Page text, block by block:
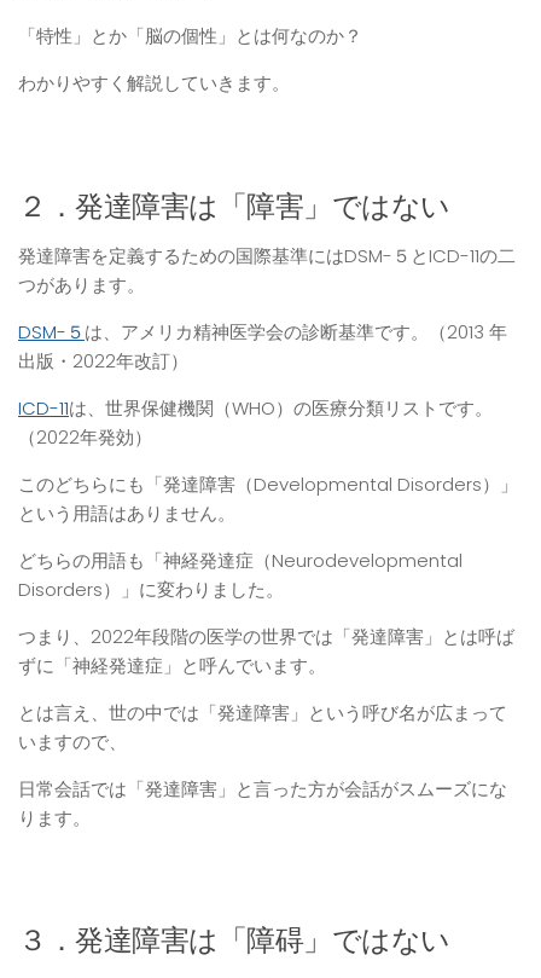
「特性」とか「脳の個性」とは何なのか？
わかりやすく解説していきます。
２．発達障害は「障害」ではない
発達障害を定義するための国際基準にはDSM-５とICD-11の二
つがあります。
DSM-５は、アメリカ精神医学会の診断基準です。（2013 年
出版・2022年改訂）
ICD-11は、世界保健機関（WHO）の医療分類リストです。
（2022年発効）
このどちらにも「発達障害（Developmental Disorders）」
という用語はありません。
どちらの用語も「神経発達症（Neurodevelopmental
Disorders）」に変わりました。
つまり、2022年段階の医学の世界では「発達障害」とは呼ば
ずに「神経発達症」と呼んでいます。
とは言え、世の中では「発達障害」という呼び名が広まって
いますので、
日常会話では「発達障害」と言った方が会話がスムーズにな
ります。
３．発達障害は「障碍」ではない